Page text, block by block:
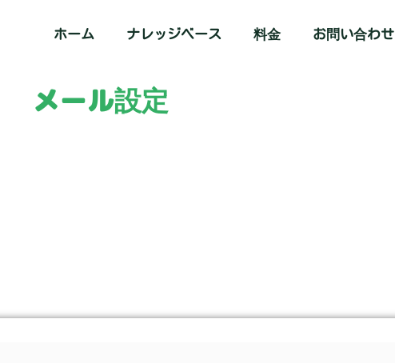
ホーム ナレッジベース 料金 お問い合わせ
メール設定